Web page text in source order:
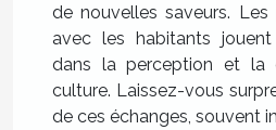
de nouvelles saveurs.
avec les habitants
dans la perception et la
culture. Laissez-vous
de ces échanges, souvent